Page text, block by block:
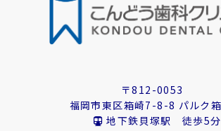
〒812-0053
福岡市東区箱崎7-8-8 パルク
地下鉄貝塚駅 徒歩5分